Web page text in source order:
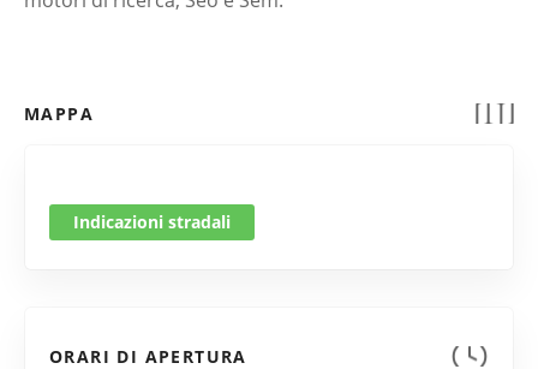
MAPPA
Indicazioni stradali
ORARI DI APERTURA